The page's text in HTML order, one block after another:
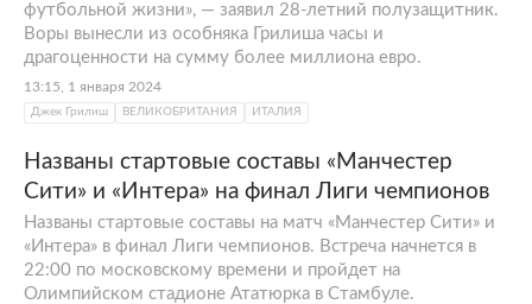
футбольной жизни», — заявил 28-летний полузащитник.
Воры вынесли из особняка Грилиша часы и
драгоценности на сумму более миллиона евро.
13:15, 1 января 2024
Джек Грилиш ВЕЛИКОБРИТАНИЯ ИТАЛИЯ
Названы стартовые составы «Манчестер
Сити» и «Интера» на финал Лиги чемпионов
Названы стартовые составы на матч «Манчестер Сити» и
«Интера» в финал Лиги чемпионов. Встреча начнется в
22:00 по московскому времени и пройдет на
Олимпийском стадионе Ататюрка в Стамбуле.